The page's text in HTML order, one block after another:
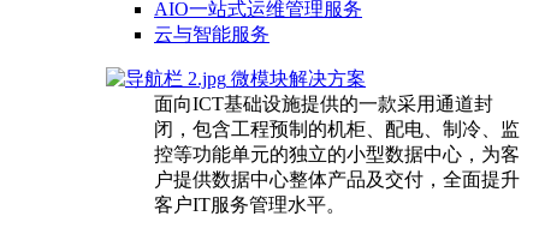
AIO一站式运维管理服务
云与智能服务
微模块解决方案
面向ICT基础设施提供的一款采用通道封
闭，包含工程预制的机柜、配电、制冷、监
控等功能单元的独立的小型数据中心，为客
户提供数据中心整体产品及交付，全面提升
客户IT服务管理水平。